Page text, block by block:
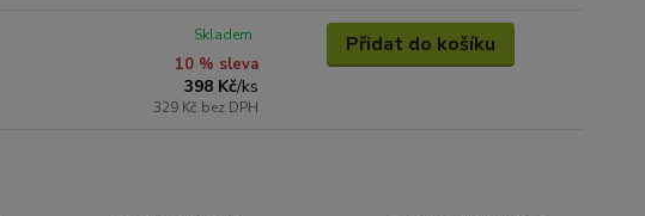
10 % sleva
398 Kč/ks
329 Kč bez DPH
Skladem Přidat do košíku